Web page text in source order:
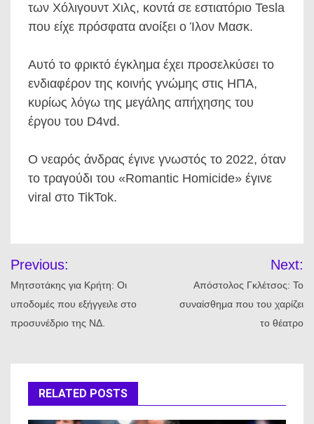
των Χόλιγουντ Χιλς, κοντά σε εστιατόριο Tesla
που είχε πρόσφατα ανοίξει ο Ίλον Μασκ.
Αυτό το φρικτό έγκλημα έχει προσελκύσει το
ενδιαφέρον της κοινής γνώμης στις ΗΠΑ,
κυρίως λόγω της μεγάλης απήχησης του
έργου του D4vd.
Ο νεαρός άνδρας έγινε γνωστός το 2022, όταν
το τραγούδι του «Romantic Homicide» έγινε
viral στο TikTok.
άρθρων
Previous:
Μητσοτάκης για Κρήτη: Οι
υποδομές που εξήγγειλε στο
προσυνέδριο της ΝΔ.
Next:
Απόστολος Γκλέτσος: Το
συναίσθημα που του χαρίζει
το θέατρο
RELATED POSTS